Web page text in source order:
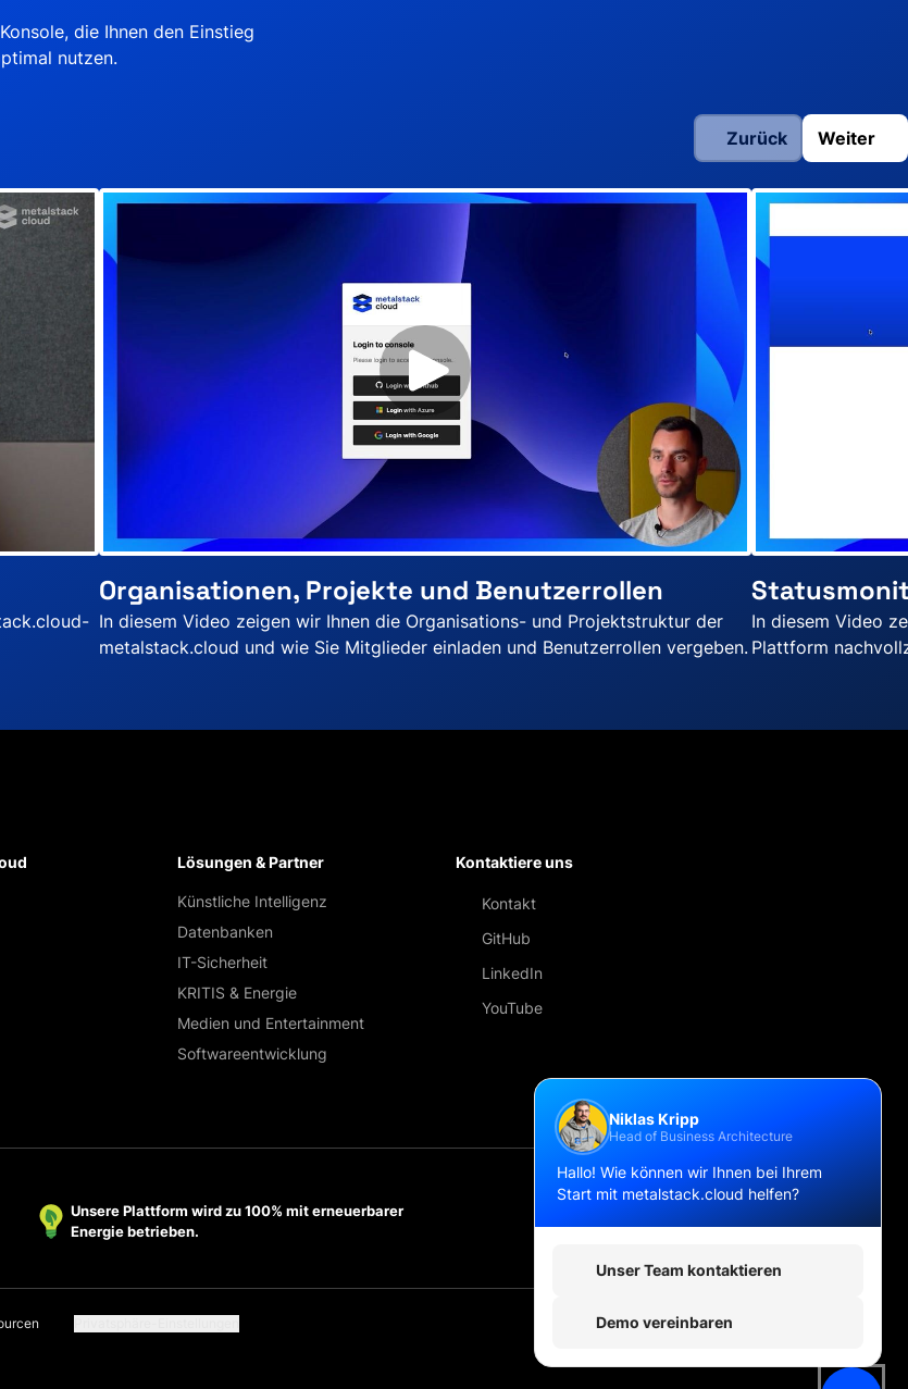
die Ihnen den Einstieg
nutzen.
Zurück Weiter
Organisationen, Projekte und Benutzerrollen
In diesem Video zeigen wir Ihnen die Organisations- und Projektstruktur der
metalstack.cloud und wie Sie Mitglieder einladen und Benutzerrollen vergeben.
In diesem Video
Plattform
Lösungen & Partner
Künstliche Intelligenz
Datenbanken
IT-Sicherheit
KRITIS & Energie
Medien und Entertainment
Softwareentwicklung
Kontaktiere uns
Kontakt
GitHub
LinkedIn
YouTube
Unsere Plattform wird zu 100% mit erneuerbarer
Energie betrieben.
Deutsch
Niklas Kripp
Head of Business Architecture
Hallo! Wie können wir Ihnen bei Ihrem
Start mit metalstack.cloud helfen?
Unser Team kontaktieren
Demo vereinbaren